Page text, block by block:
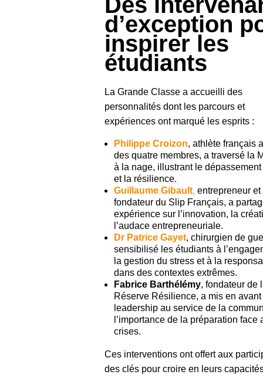
d’exception
inspirer les
étudiants
La Grande Classe a accueilli des
personnalités dont les parcours et
expériences ont marqué les esprits :
Philippe Croizon, athlète français
des quatre membres, a traversé la
à la nage, illustrant le
et la résilience.
Guillaume Gibault, entrepreneur et
fondateur du Slip Français, a
expérience sur l’innovation, la
l’audace entrepreneuriale.
Dr Patrice Gayet, chirurgien de
sensibilisé les étudiants à
la gestion du stress et à la
dans des contextes extrêmes.
Fabrice Barthélémy, fondateur de
Réserve Résilience, a mis en
leadership au service de la
l’importance de la préparation face
crises.
Ces interventions ont offert aux
des clés pour croire en leurs